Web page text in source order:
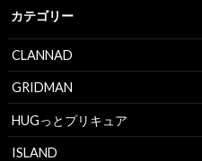
カテゴリー
CLANNAD
GRIDMAN
HUGっとプリキュア
ISLAND